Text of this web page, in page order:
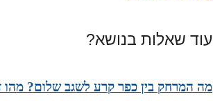
עוד שאלות בנושא?
מה המרחק בין כפר קרע לשגב שלום? מהו